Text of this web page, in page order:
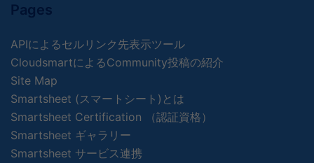
Pages
APIによるセルリンク先表示ツール
CloudsmartによるCommunity投稿の紹介
Site Map
Smartsheet (スマートシート)とは
Smartsheet Certification （認証資格）
Smartsheet ギャラリー
Smartsheet サービス連携